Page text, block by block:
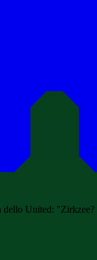
dello United: